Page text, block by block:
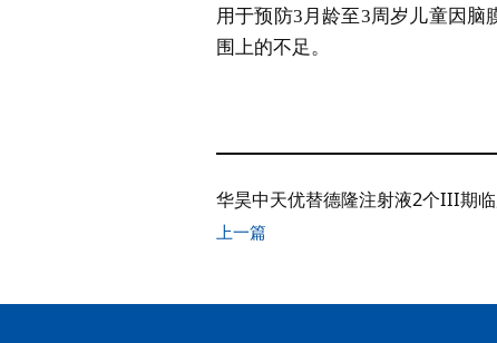
用于预防3月龄至3周岁儿童因
围上的不足。
上一篇